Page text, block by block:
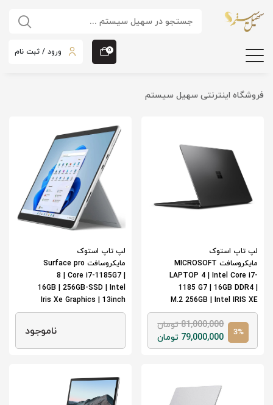
0 ورود / ثبت نام
فروشگاه اینترنتی سهیل سیستم
لپ تاپ استوک
مایکروسافت MICROSOFT
LAPTOP 4 | Intel Core i7-
1185 G7 | 16GB DDR4 |
M.2 256GB | Intel IRIS XE
3%
81,000,000 تومان
79,000,000 تومان
لپ تاپ استوک
مایکروسافت Surface pro
8 | Core i7-1185G7 |
16GB | 256GB-SSD | Intel
Iris Xe Graphics | 13inch
ناموجود